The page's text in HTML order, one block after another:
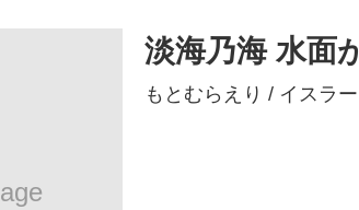
淡海乃海 水面
もとむらえり / イスラ